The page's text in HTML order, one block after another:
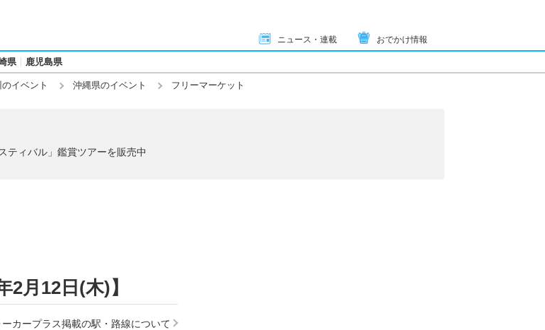
ニュース・連載 おでかけ情報
県 鹿児島県
のイベント 沖縄県のイベント フリーマーケット
ティバル」鑑賞ツアーを販売中
月12日(木)】
ーカープラス掲載の駅・路線について